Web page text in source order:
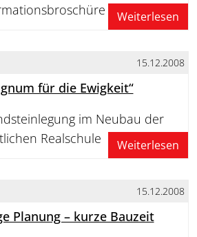
Weiterlesen
15.12.2008
für die Ewigkeit“
im Neubau der
Realschule
Weiterlesen
15.12.2008
Planung – kurze Bauzeit